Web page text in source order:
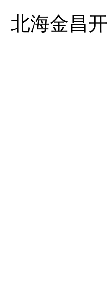
北海金